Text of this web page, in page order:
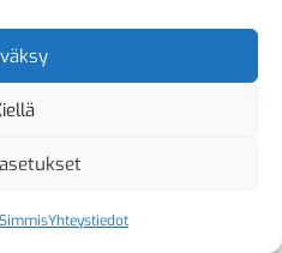
SimmisYhteystiedot